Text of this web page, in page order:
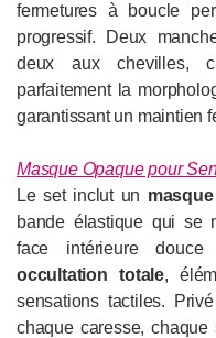
fermetures à boucle
progressif. Deux
deux aux chevilles,
parfaitement la
garantissant un maintien
Masque Opaque pour
Le set inclut un
bande élastique qui se
face intérieure
occultation totale,
sensations tactiles.
chaque caresse,